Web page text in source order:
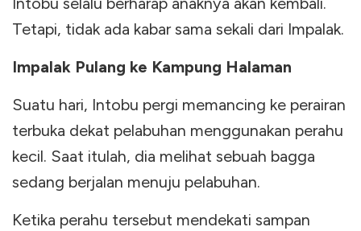
Tetapi, tidak ada kabar sama sekali dari Impalak.
Impalak Pulang ke Kampung Halaman
Suatu hari, Intobu pergi memancing ke perairan
terbuka dekat pelabuhan menggunakan perahu
kecil. Saat itulah, dia melihat sebuah bagga
sedang berjalan menuju pelabuhan.
Ketika perahu tersebut mendekati sampan